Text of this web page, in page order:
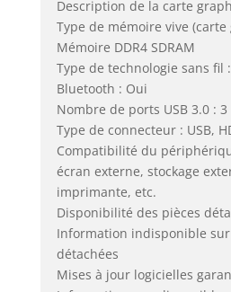
Description de la carte
Type de mémoire vive
Mémoire DDR4 SDRAM
Type de technologie sans fil
Bluetooth : Oui
Nombre de ports USB 3.0 : 3
Type de connecteur : USB,
Compatibilité du
écran externe, stockage
imprimante, etc.
Disponibilité des pièces
Information indisponible sur
détachées
Mises à jour logicielles